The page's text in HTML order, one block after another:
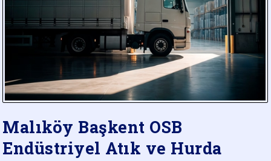
TAŞIMA
TAŞIMA
Malıköy Başkent OSB
Endüstriyel Atık ve Hurda